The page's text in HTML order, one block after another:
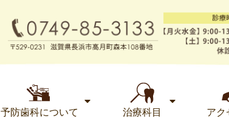
予防歯科について 治療科目 アク